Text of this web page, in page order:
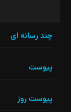
نباید
چند رسانه ای
پیوست
پیوست روز